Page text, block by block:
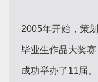
2005年开始，策
毕业生作品大奖
成功举办了11届。